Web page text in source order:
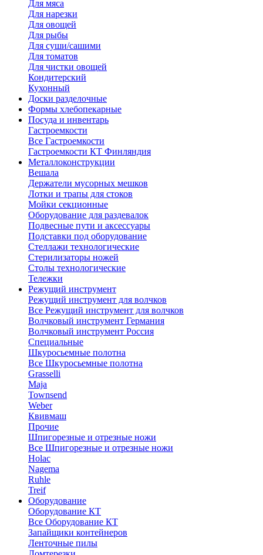
Для мяса
Для нарезки
Для овощей
Для рыбы
Для суши/сашими
Для томатов
Для чистки овощей
Кондитерский
Кухонный
Доски разделочные
Формы хлебопекарные
Посуда и инвентарь
Гастроемкости
Все Гастроемкости
Гастроемкости КТ Финляндия
Металлоконструкции
Вешала
Держатели мусорных мешков
Лотки и трапы для стоков
Мойки секционные
Оборудование для раздевалок
Подвесные пути и аксессуары
Подставки под оборудование
Стеллажи технологические
Стерилизаторы ножей
Столы технологические
Тележки
Режущий инструмент
Режущий инструмент для волчков
Все Режущий инструмент для волчков
Волчковый инструмент Германия
Волчковый инструмент Россия
Специальные
Шкуросьемные полотна
Все Шкуросьемные полотна
Grasselli
Maja
Townsend
Weber
Квивмаш
Прочие
Шпигорезные и отрезные ножи
Все Шпигорезные и отрезные ножи
Holac
Nagema
Ruhle
Treif
Оборудование
Оборудование КТ
Все Оборудование КТ
Запайщики контейнеров
Ленточные пилы